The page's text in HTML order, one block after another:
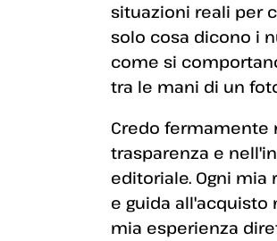
situazioni reali per
solo cosa dicono i
come si
tra le mani di un
Credo fermamente
trasparenza e
editoriale. Ogni mia
e guida all'acquisto
mia esperienza